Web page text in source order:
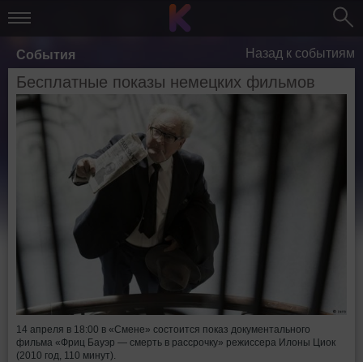
События Назад к событиям
Бесплатные показы немецких фильмов
14 апреля в 18:00 в «Смене» состоится показ документального
фильма «Фриц Бауэр — смерть в рассрочку» режиссера Илоны Циок
(2010 год, 110 минут).